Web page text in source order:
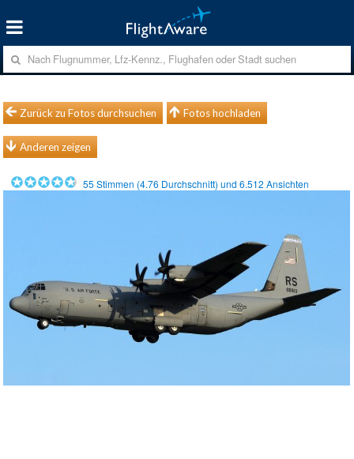
Zurück zu Fotos durchsuchen Fotos hochladen
Anderen zeigen
55 Stimmen (4.76 Durchschnitt) und6.512 Ansichten